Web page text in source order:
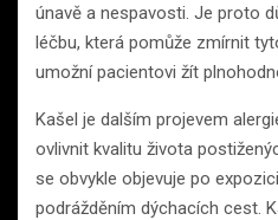
únavě a nespavosti. Je proto
léčbu, která pomůže zmírnit
umožní pacientovi žít
Kašel je dalším projevem
ovlivnit kvalitu života
se obvykle objevuje po
podrážděním dýchacích cest.